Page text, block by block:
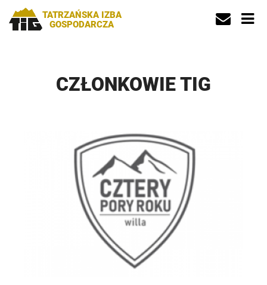
TATRZAŃSKA IZBA
GOSPODARCZA
CZŁONKOWIE TIG